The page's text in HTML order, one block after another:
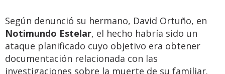
Según denunció su hermano, David Ortuño, en
Notimundo Estelar, el hecho habría sido un
ataque planificado cuyo objetivo era obtener
documentación relacionada con las
investigaciones sobre la muerte de su familiar.